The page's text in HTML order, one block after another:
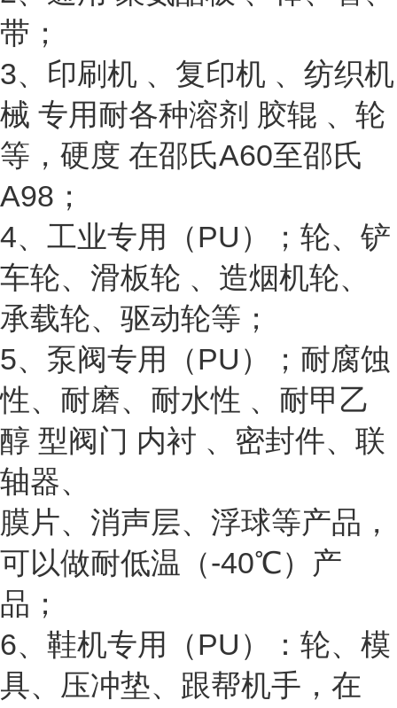
带；
3、印刷机 、复印机 、纺织机
械 专用耐各种溶剂 胶辊 、轮
等，硬度 在邵氏A60至邵氏
A98；
4、工业专用（PU）；轮、铲
车轮、滑板轮 、造烟机轮、
承载轮、驱动轮等；
5、泵阀专用（PU）；耐腐蚀
性、耐磨、耐水性 、耐甲乙
醇 型阀门 内衬 、密封件、联
轴器、
膜片、消声层、浮球等产品，
可以做耐低温（-40℃）产
品；
6、鞋机专用（PU）：轮、模
具、压冲垫、跟帮机手，在